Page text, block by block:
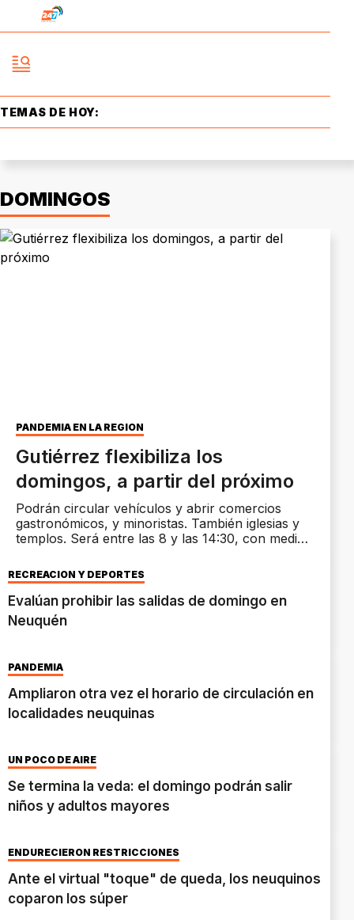
TEMAS DE HOY:
DOMINGOS
PANDEMIA EN LA REGIÓN
Gutiérrez flexibiliza los
domingos, a partir del próximo
Podrán circular vehículos y abrir comercios
gastronómicos, y minoristas. También iglesias y
templos. Será entre las 8 y las 14:30, con media
RECREACIÓN Y DEPORTES
Evalúan prohibir las salidas de domingo en
Neuquén
PANDEMIA
Ampliaron otra vez el horario de circulación en
localidades neuquinas
UN POCO DE AIRE
Se termina la veda: el domingo podrán salir
niños y adultos mayores
ENDURECIERON RESTRICCIONES
Ante el virtual "toque" de queda, los neuquinos
coparon los súper